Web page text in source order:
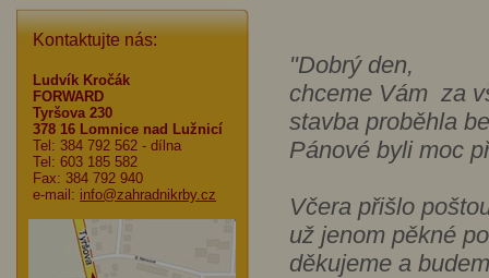
Kontaktujte nás:
Ludvík Kročák
FORWARD
Tyršova 230
378 16 Lomnice nad Lužnicí
Tel: 384 792 562 - dílna
Tel: 603 185 582
Fax: 384 792 940
e-mail: info@zahradnikrby.cz
"Dobrý den,
chceme Vám za
stavba proběhla
Pánové byli moc
Včera přišlo
už jenom pěkné
děkujeme a